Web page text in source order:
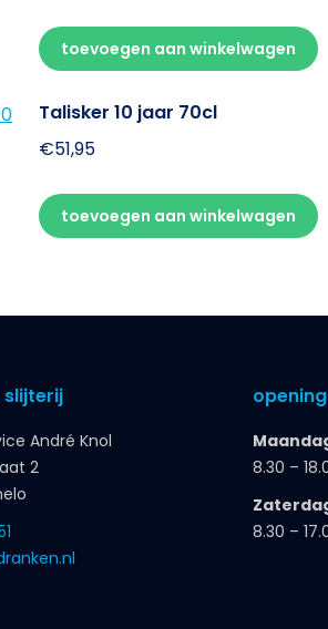
toevoegen aan winkelwagen
Talisker 10 jaar 70cl
€51,95
toevoegen aan winkelwagen
slijterij
André Knol
2
8.30 –
8.30 –